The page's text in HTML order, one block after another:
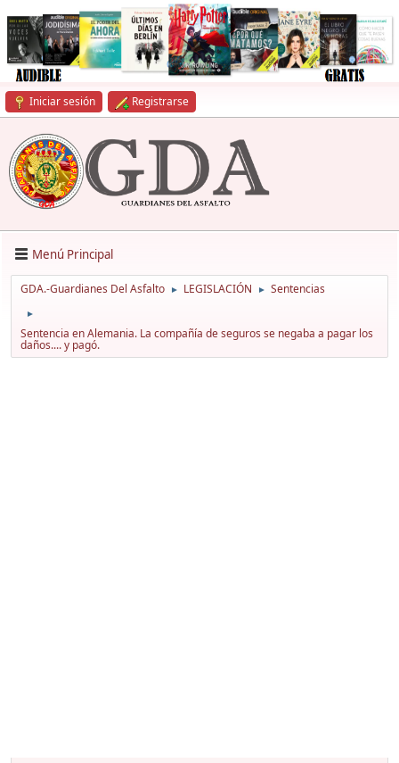
Iniciar sesión Registrarse
Menú Principal
GDA.-Guardianes Del Asfalto ► LEGISLACIÓN ► Sentencias
►
Sentencia en Alemania. La compañía de seguros se negaba a pagar los
daños.... y pagó.